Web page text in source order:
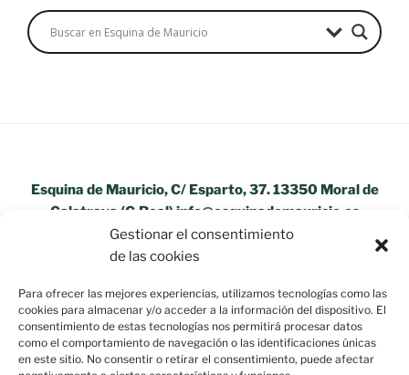
Gestionar el consentimiento
de las cookies
Para ofrecer las mejores experiencias, utilizamos tecnologías como las
cookies para almacenar y/o acceder a la información del dispositivo. El
consentimiento de estas tecnologías nos permitirá procesar datos
como el comportamiento de navegación o las identificaciones únicas
en este sitio. No consentir o retirar el consentimiento, puede afectar
Esquina de Mauricio, C/ Esparto, 37. 13350 Moral de
Calatrava (C.Real) info@esquinademauricio.es
«Aviso Legal»